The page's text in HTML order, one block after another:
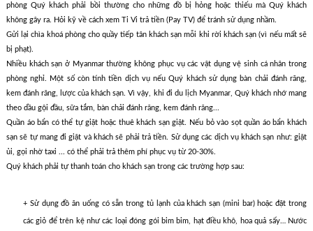
phòng Quý khách phải bồi thường cho những đồ bị hỏng hoặc thiếu mà Quý khách
không gây ra. Hỏi kỹ về cách xem Ti Vi trả tiền (Pay TV) để tránh sử dụng nhầm.
Gửi lại chìa khoá phòng cho quầy tiếp tân khách sạn mỗi khi rời khách sạn (vì nếu mất sẽ
bị phạt).
Nhiều khách sạn ở Myanmar thường không phục vụ các vật dụng vệ sinh cá nhân trong
phòng nghỉ. Một số còn tính tiền dịch vụ nếu Quý khách sử dụng bàn chải đánh răng,
kem đánh răng, lược của khách sạn. Vì vậy, khi đi du lịch Myanmar, Quý khách nhớ mang
theo dầu gội đầu, sữa tắm, bàn chải đánh răng, kem đánh răng...
Quần áo bẩn có thể tự giặt hoặc thuê khách sạn giặt. Nếu bỏ vào sọt quần áo bẩn khách
sạn sẽ tự mang đi giặt và khách sẽ phải trả tiền. Sử dụng các dịch vụ khách sạn như: giặt
ủi, gọi nhờ taxi ... có thể phải trả thêm phí phục vụ từ 20-30%.
Quý khách phải tự thanh toán cho khách sạn trong các trường hợp sau:
+ Sử dụng đồ ăn uống có sẵn trong tủ lạnh của khách sạn (mini bar) hoặc đặt trong
các giỏ để trên kệ như các loại đóng gói bim bim, hạt điều khô, hoa quả sấy… Nước